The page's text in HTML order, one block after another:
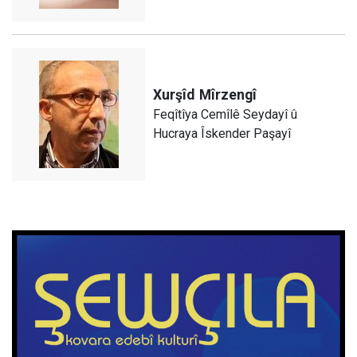
Xurşîd Mîrzengî
Feqîtîya Cemîlê Seydayî û
Hucraya Îskender Paşayî